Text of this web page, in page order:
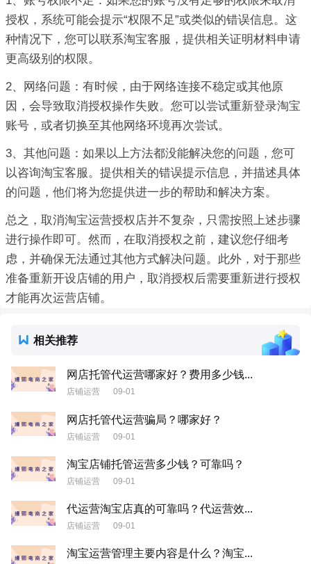
授权，系统可能会提示“权限不足”或类似的错误信息。这
种情况下，您可以联系淘宝客服，提供相关证明材料申请
更高级别的权限。
2、网络问题：有时候，由于网络连接不稳定或其他原
因，会导致取消授权操作失败。您可以尝试重新登录淘宝
账号，或者切换至其他网络环境再次尝试。
3、其他问题：如果以上方法都没能解决您的问题，您可
以咨询淘宝客服。提供相关的错误提示信息，并描述具体
的问题，他们将为您提供进一步的帮助和解决方案。
总之，取消淘宝运营授权店并不复杂，只需按照上述步骤
进行操作即可。然而，在取消授权之前，建议您仔细考
虑，并确保无法通过其他方式解决问题。此外，对于那些
准备重新开设店铺的用户，取消授权后需要重新进行授权
才能再次运营店铺。
相关推荐
网店托管代运营哪家好？费用多少钱...
店铺运营 09-01
网店托管代运营骗局？哪家好？
店铺运营 09-01
淘宝店铺托管运营多少钱？可靠吗？
店铺运营 09-01
代运营淘宝店真的可靠吗？代运营效...
店铺运营 09-01
淘宝运营管理主要内容是什么？淘宝...